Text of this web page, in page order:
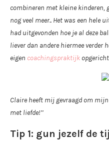
combineren met kleine kinderen,
nog veel meer.. Het was een hele
had uitgevonden hoe je al deze
liever dan andere hiermee verder
eigen coachingspraktijk
Claire heeft mij gevraagd om
met liefde!’’
Tip 1: gun jezelf de